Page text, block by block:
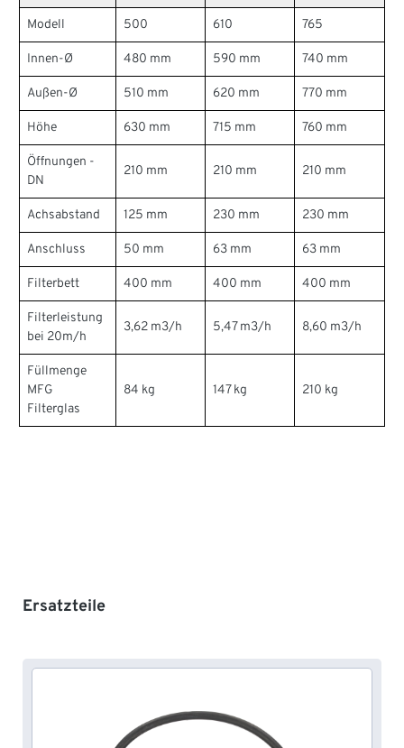
Modell 500 610 765
Innen-Ø 480 mm 590 mm 740 mm
Außen-Ø 510 mm 620 mm 770 mm
Höhe 630 mm 715 mm 760 mm
Öffnungen -
DN
210 mm 210 mm 210 mm
Achsabstand 125 mm 230 mm 230 mm
Anschluss 50 mm 63 mm 63 mm
Filterbett 400 mm 400 mm 400 mm
Filterleistung
bei 20m/h
3,62 m3/h 5,47 m3/h 8,60 m3/h
Füllmenge
MFG
Filterglas
84 kg 147 kg 210 kg
Produktgalerie überspringen
Ersatzteile